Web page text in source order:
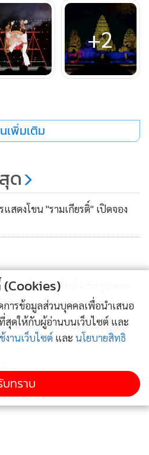
มราตรี ประกอบด้วย
ห่ง ได้แก่
ทรเกษม จังหวัด
ระหว่างเดือนพฤศจิกายน 2568 -
+2
เพิ่มเติม
ด
สดงโขน "รามเกียรติ์" เปิดจอง
กินเนื้อ“ ในพื้นที่ จ.ชัยภูมิ คาด
ททัน
” ภูสอยดาว อวดโฉมสะพรั่ง
นในหมวด
(Cookies)
การข้อมูลส่วนบุคคลเพื่อนำเสนอ
ดให้กับผู้อ่านบนเว็บไซต์ และ
งานเว็บไซต์ และ นโยบายสิทธิ
บทราบ